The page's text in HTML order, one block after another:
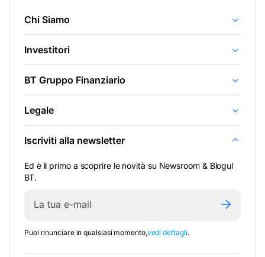
Chi Siamo
Investitori
BT Gruppo Finanziario
Legale
Iscriviti alla newsletter
Ed è il primo a scoprire le novità su Newsroom & Blogul
BT.
Puoi rinunciare in qualsiasi momento,vedi dettagli.